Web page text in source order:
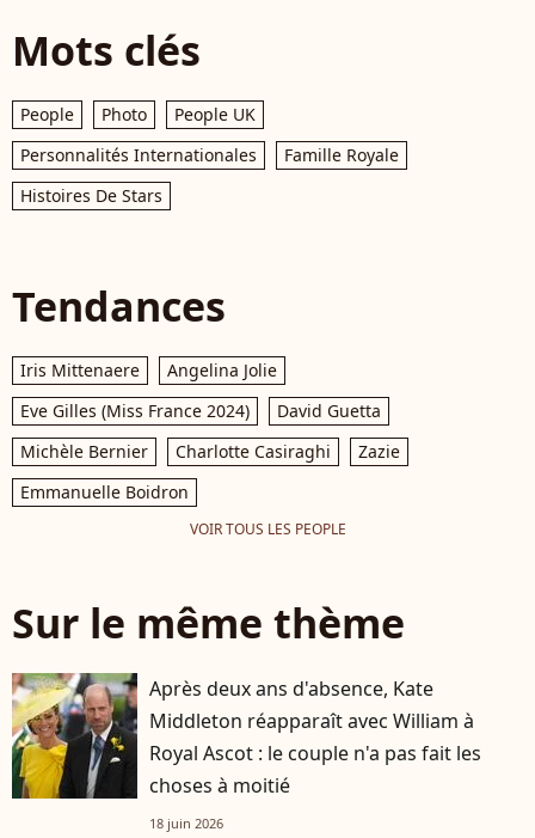
Mots clés
People Photo
People UK
Personnalités Internationales
Famille Royale
Histoires De Stars
Tendances
Iris Mittenaere
Angelina Jolie
Eve Gilles (Miss France 2024)
David Guetta
Michèle Bernier
Charlotte Casiraghi
Zazie
Emmanuelle Boidron
VOIR TOUS LES PEOPLE
Sur le même thème
Après deux ans d'absence, Kate
Middleton réapparaît avec William à
Royal Ascot : le couple n'a pas fait les
choses à moitié
18 juin 2026